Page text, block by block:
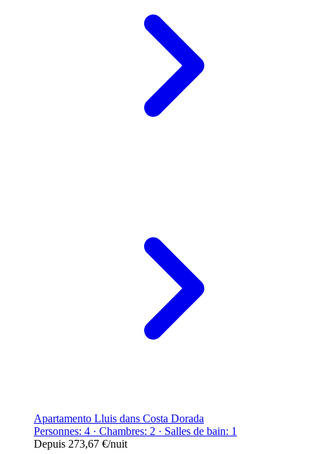
Apartamento Lluis dans Costa Dorada
Personnes: 4 · Chambres: 2 · Salles de bain: 1
Depuis 273,67 €/nuit